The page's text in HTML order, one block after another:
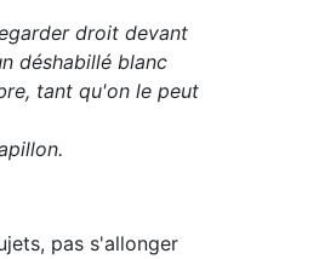
droit devant
déshabillé blanc
tant qu'on le peut
pas s'allonger